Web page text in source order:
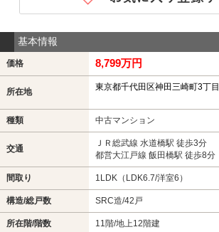
基本情報
価格 8,799万円
所在地 東京都千代田区神田三崎町3丁目
種類 中古マンション
交通
ＪＲ総武線 水道橋駅 徒歩3分
都営大江戸線 飯田橋駅 徒歩8分
間取り 1LDK（LDK6.7/洋室6）
構造/総戸数 SRC造/42戸
所在階/階数 11階/地上12階建